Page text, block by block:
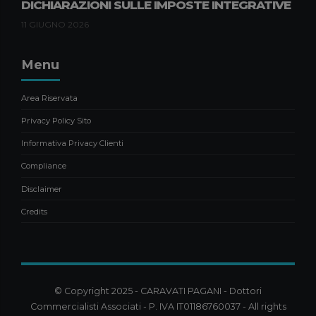
DICHIARAZIONI SULLE IMPOSTE INTEGRATIVE
11 GIUGNO 2026
Menu
Area Riservata
Privacy Policy Sito
Informativa Privacy Clienti
Compliance
Disclaimer
Credits
© Copyright 2025 - CARAVATI PAGANI - Dottori
Commercialisti Associati - P. IVA IT01186760037 - All rights